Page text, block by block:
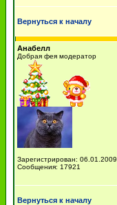
Вернуться к началу
Анабелл
Добрая фея модератор
Зарегистрирован: 06.01.2009
Сообщения: 17921
Вернуться к началу